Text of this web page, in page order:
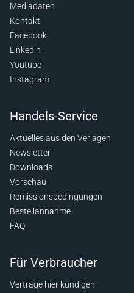
Mediadaten
Kontakt
Facebook
Linkedin
Youtube
Instagram
Handels-Service
Aktuelles aus den Verlagen
Newsletter
Downloads
Vorschau
Remissionsbedingungen
Bestellannahme
FAQ
Für Verbraucher
Verträge hier kündigen